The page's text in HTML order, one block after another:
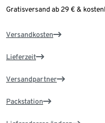
Gratisversand ab 29 € &
Versandkosten
Lieferzeit
Versandpartner
Packstation